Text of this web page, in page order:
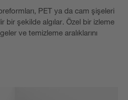
PET ya da cam şişeleri
bir şekilde algılar. Özel bir izleme
ve temizleme aralıklarını